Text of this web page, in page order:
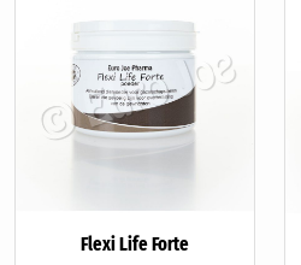
Flexi Life Forte